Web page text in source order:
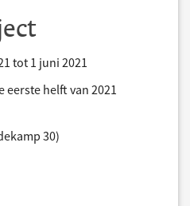
tot 1 juni 2021
eerste helft van 2021
30)